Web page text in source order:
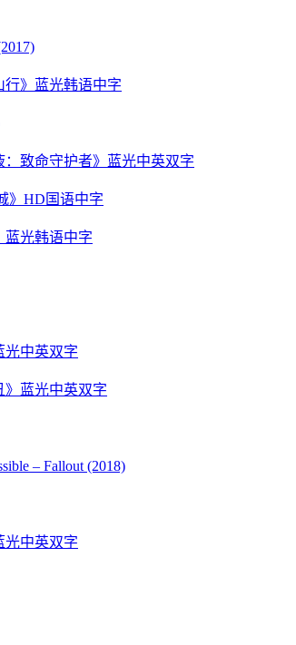
行》蓝光韩语中字
致命守护者》蓝光中英双字
》HD国语中字
蓝光韩语中字
光中英双字
》蓝光中英双字
– Fallout (2018)
光中英双字